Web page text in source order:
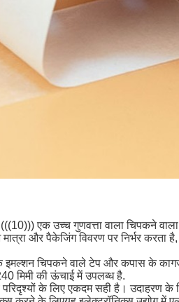
एक उच्च गुणवत्ता वाला चिपकने
और पैकेजिंग विवरण पर निर्भर करता
चिपकने वाले टेप और कपास के
मिमी की ऊंचाई में उपलब्ध है.
के लिए एकदम सही है। उदाहरण के